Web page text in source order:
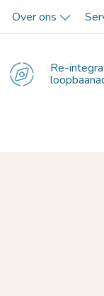
Over ons
Re-